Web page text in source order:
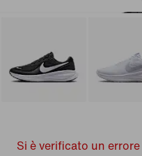
Si è verificato un